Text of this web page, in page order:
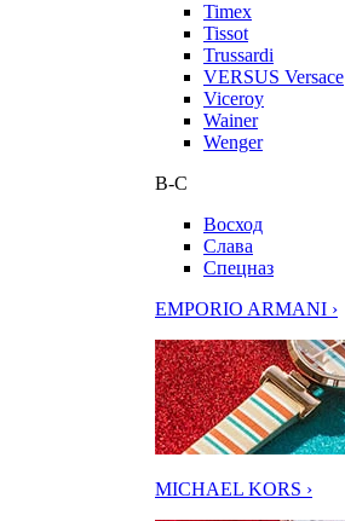
Timex
Tissot
Trussardi
VERSUS Versace
Viceroy
Wainer
Wenger
В-С
Восход
Слава
Спецназ
EMPORIO ARMANI ›
MICHAEL KORS ›